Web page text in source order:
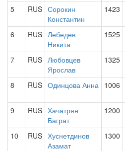
5 RUS Сорокин
Константин
1423
6 RUS Лебедев
Никита
1525
7 RUS Любовцев
Ярослав
1325
8 RUS Одинцова Анна 1006
9 RUS Хачатрян
Баграт
1200
10 RUS Хуснетдинов
Азамат
1300